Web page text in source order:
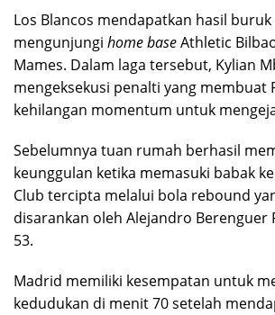
Los Blancos mendapatkan hasil
mengunjungi home baseAthletic
Mames. Dalam laga tersebut, Kylian
mengeksekusi penalti yang membuat
kehilangan momentum untuk
Sebelumnya tuan rumah berhasil
keunggulan ketika memasuki babak
Club tercipta melalui bola rebound
disarankan oleh Alejandro Berenguer
53.
Madrid memiliki kesempatan untuk
kedudukan di menit 70 setelah